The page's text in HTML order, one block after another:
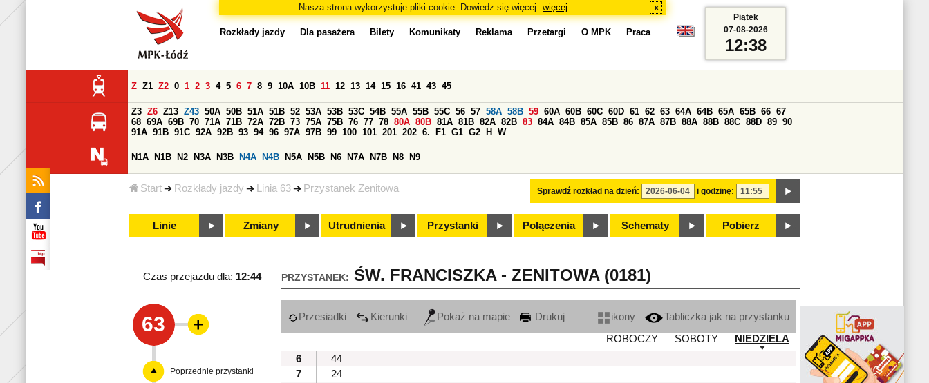
Nasza strona wykorzystuje pliki cookie. Dowiedz się więcej. więcej x
Start Rozkłady jazdy Linia 63 Przystanek Zenitowa
Rozkłady jazdy Dla pasażera Bilety Komunikaty Reklama Przetargi O MPK Praca
Sprawdź rozkład na dzień: i godzinę:
Z Z1 Z2 0 1 2 3 4 5 6 7 8 9 10A 10B 11 12 13 14 15 16 41 43 45
Z3 Z6 Z13 Z43 50A 50B 51A 51B 52 53A 53B 53C 54B 55A 55B 55C 56 57 58A 58B 59 60A 60B 60C 60D 61 62 63 64A 64B 65A 65B 66 67
68 69A 69B 70 71A 71B 72A 72B 73 75A 75B 76 77 78 80A 80B 81A 81B 82A 82B 83 84A 84B 85A 85B 86 87A 87B 88A 88B 88C 88D 89 90
91A 91B 91C 92A 92B 93 94 96 97A 97B 99 100 101 201 202 6. F1 G1 G2 H W
N1A N1B N2 N3A N3B N4A N4B N5A N5B N6 N7A N7B N8 N9
Linie Zmiany Utrudnienia Przystanki Połączenia Schematy Pobierz
Piątek
07-08-2026
12:38
PRZYSTANEK: ŚW. FRANCISZKA - ZENITOWA (0181)
Czas przejazdu dla: 12:44
63 Przesiadki Kierunki Pokaż na mapie Drukuj ikony
Tabliczka jak na przystanku
ROBOCZY
SOBOTY
NIEDZIELA
6
44
7
24
Poprzednie przystanki